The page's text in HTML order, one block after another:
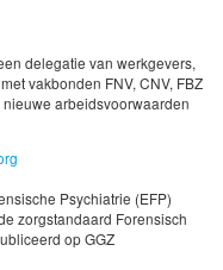
delegatie van werkgevers,
vakbonden FNV, CNV, FBZ
arbeidsvoorwaarden
Psychiatrie (EFP)
zorgstandaard Forensisch
op GGZ